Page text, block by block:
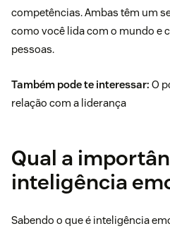
competências. Ambas têm um
como você lida com o mundo e
pessoas.
Também pode te interessar: O
relação com a liderança
Qual a
inteligência
Sabendo o que é inteligência